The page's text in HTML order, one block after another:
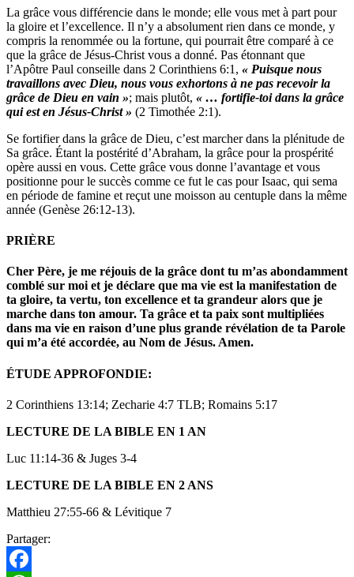
La grâce vous différencie dans le monde; elle vous met à part pour
la gloire et l’excellence. Il n’y a absolument rien dans ce monde, y
compris la renommée ou la fortune, qui pourrait être comparé à ce
que la grâce de Jésus-Christ vous a donné. Pas étonnant que
l’Apôtre Paul conseille dans 2 Corinthiens 6:1, « Puisque nous
travaillons avec Dieu, nous vous exhortons à ne pas recevoir la
grâce de Dieu en vain »; mais plutôt, « … fortifie-toi dans la grâce
qui est en Jésus-Christ » (2 Timothée 2:1).
Se fortifier dans la grâce de Dieu, c’est marcher dans la plénitude de
Sa grâce. Étant la postérité d’Abraham, la grâce pour la prospérité
opère aussi en vous. Cette grâce vous donne l’avantage et vous
positionne pour le succès comme ce fut le cas pour Isaac, qui sema
en période de famine et reçut une moisson au centuple dans la même
année (Genèse 26:12-13).
PRIÈRE
Cher Père, je me réjouis de la grâce dont tu m’as abondamment
comblé sur moi et je déclare que ma vie est la manifestation de
ta gloire, ta vertu, ton excellence et ta grandeur alors que je
marche dans ton amour. Ta grâce et ta paix sont multipliées
dans ma vie en raison d’une plus grande révélation de ta Parole
qui m’a été accordée, au Nom de Jésus. Amen.
ÉTUDE APPROFONDIE:
2 Corinthiens 13:14; Zecharie 4:7 TLB; Romains 5:17
LECTURE DE LA BIBLE EN 1 AN
Luc 11:14-36 & Juges 3-4
LECTURE DE LA BIBLE EN 2 ANS
Matthieu 27:55-66 & Lévitique 7
Partager: